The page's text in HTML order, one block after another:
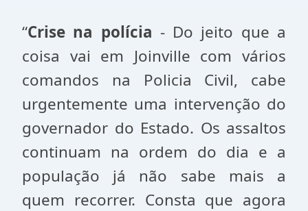
“Crise na polícia - Do jeito que a
coisa vai em Joinville com vários
comandos na Policia Civil, cabe
urgentemente uma intervenção do
governador do Estado. Os assaltos
continuam na ordem do dia e a
população já não sabe mais a
quem recorrer. Consta que agora